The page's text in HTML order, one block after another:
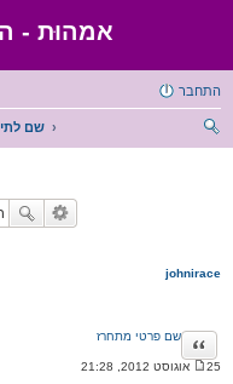
אמהוּת -
התחבר
שם
johnirace
שם פרטי מתחרז ציטוט
25 אוגוסט 2012, 21:28